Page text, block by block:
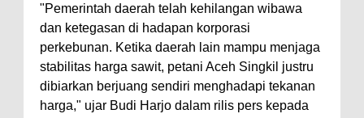
"Pemerintah daerah telah kehilangan wibawa
dan ketegasan di hadapan korporasi
perkebunan. Ketika daerah lain mampu menjaga
stabilitas harga sawit, petani Aceh Singkil justru
dibiarkan berjuang sendiri menghadapi tekanan
harga," ujar Budi Harjo dalam rilis pers kepada